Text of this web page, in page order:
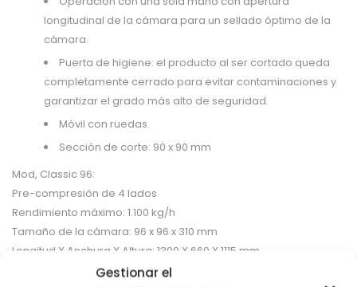
Gestionar el
longitudinal de la cámara para un sellado óptimo de la
cámara.
Puerta de higiene: el producto al ser cortado queda
completamente cerrado para evitar contaminaciones y
garantizar el grado más alto de seguridad.
Móvil con ruedas.
Sección de corte: 90 x 90 mm
Mod, Classic 96:
Pre-compresión de 4 lados
Rendimiento máximo: 1.100 kg/h
Tamaño de la cámara: 96 x 96 x 310 mm
Longitud X Anchura X Altura: 1300 X 660 X 1115 mm